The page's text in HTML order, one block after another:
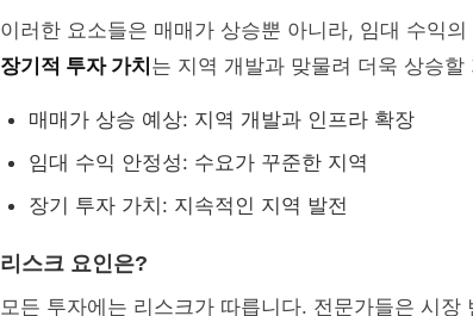
이러한 요소들은 매매가 상승뿐 아니라, 임대 수익
장기적 투자 가치 는 지역 개발과 맞물려 더욱 상승할
매매가 상승 예상: 지역 개발과 인프라 확장
임대 수익 안정성: 수요가 꾸준한 지역
장기 투자 가치: 지속적인 지역 발전
리스크 요인은?
모든 투자에는 리스크가 따릅니다. 전문가들은 시